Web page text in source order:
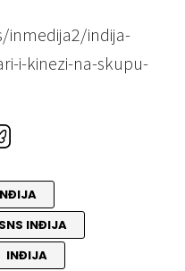
inmedija2/indija-
i-kinezi-na-skupu-
INĐIJA
INĐIJA